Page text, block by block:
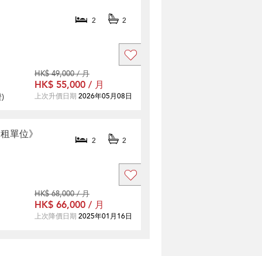
2 2
)
HK$ 49,000 / 月
HK$ 55,000 / 月
上次升價日期 2026年05月08日
單位》 2 2
HK$ 68,000 / 月
HK$ 66,000 / 月
上次降價日期 2025年01月16日